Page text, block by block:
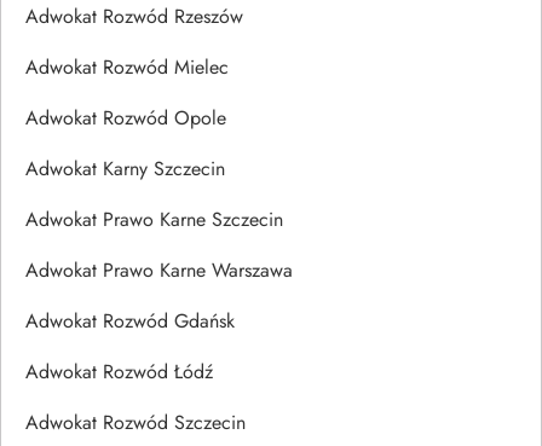
Adwokat Rozwód Rzeszów
Adwokat Rozwód Mielec
Adwokat Rozwód Opole
Adwokat Karny Szczecin
Adwokat Prawo Karne Szczecin
Adwokat Prawo Karne Warszawa
Adwokat Rozwód Gdańsk
Adwokat Rozwód Łódź
Adwokat Rozwód Szczecin